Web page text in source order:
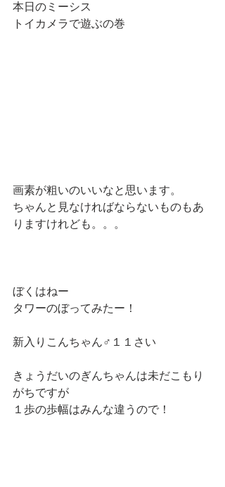
本日のミーシス
トイカメラで遊ぶの巻
画素が粗いのいいなと思います。
ちゃんと見なければならないものもあ
りますけれども。。。
ぼくはねー
タワーのぼってみたー！
新入りこんちゃん♂１１さい
きょうだいのぎんちゃんは未だこもり
がちですが
１歩の歩幅はみんな違うので！